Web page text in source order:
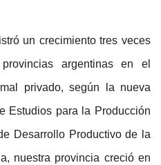
un crecimiento tres veces
argentinas en el
privado, según la nueva
Estudios para la Producción
Desarrollo Productivo de la
nuestra provincia creció en